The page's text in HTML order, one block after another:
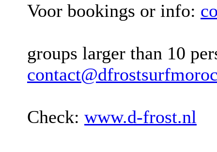
Voor bookings or info:
groups larger than 10
Check: www.d-frost.nl